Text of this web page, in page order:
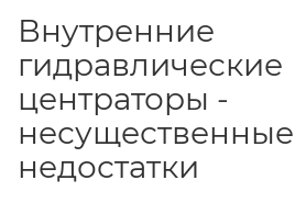
Внутренние
гидравлические
центраторы -
несущественные
недостатки